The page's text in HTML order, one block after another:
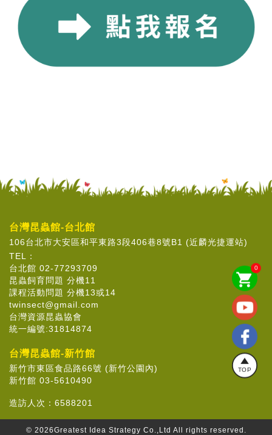
shopping_cart
0
TOP
台灣昆蟲館-台北館
106台北市大安區和平東路3段406巷8號B1 (近麟光捷運站)
TEL：
台北館 02-77293709
昆蟲飼育問題 分機11
課程活動問題 分機13或14
twinsect@gmail.com
台灣資源昆蟲協會
統一編號:31814874
台灣昆蟲館-新竹館
新竹市東區食品路66號 (新竹公園內)
新竹館 03-5610490
造訪人次： 6588201
© 2026Greatest Idea Strategy Co.,Ltd All rights reserved.